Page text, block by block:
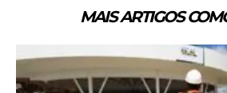
MAIS ARTIGOS